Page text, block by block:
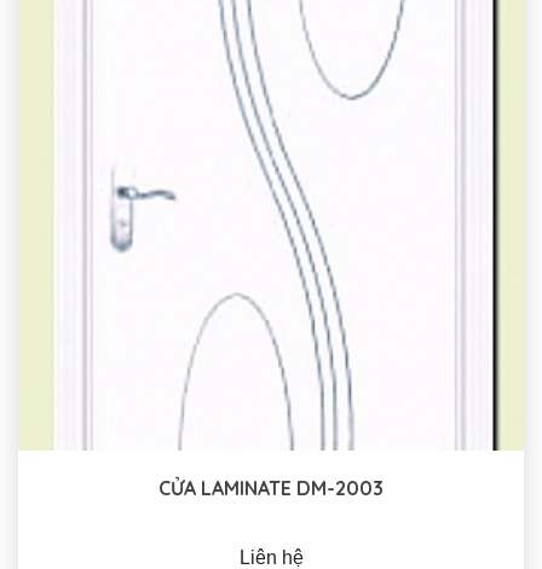
CỬA LAMINATE DM-2003
Liên hệ